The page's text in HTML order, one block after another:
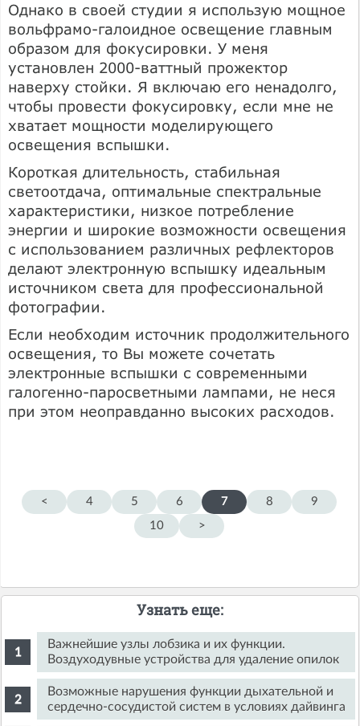
Однако в своей студии я использую мощное
вольфрамо-галоидное освещение главным
образом для фокусировки. У меня
установлен 2000-ваттный прожектор
наверху стойки. Я включаю его ненадолго,
чтобы провести фокусировку, если мне не
хватает мощности моделирующего
освещения вспышки.
Короткая длительность, стабильная
светоотдача, оптимальные спектральные
характеристики, низкое потребление
энергии и широкие возможности освещения
с использованием различных рефлекторов
делают электронную вспышку идеальным
источником света для профессиональной
фотографии.
Если необходим источник продолжительного
освещения, то Вы можете сочетать
электронные вспышки с современными
галогенно-паросветными лампами, не неся
при этом неоправданно высоких расходов.
< 4 5 6 7 8
9
10
>
Узнать еще:
Важнейшие узлы лобзика и их функции.
Воздуходувные устройства для удаление опилок
Возможные нарушения функции дыхательной и
сердечно-сосудистой систем в условиях дайвинга